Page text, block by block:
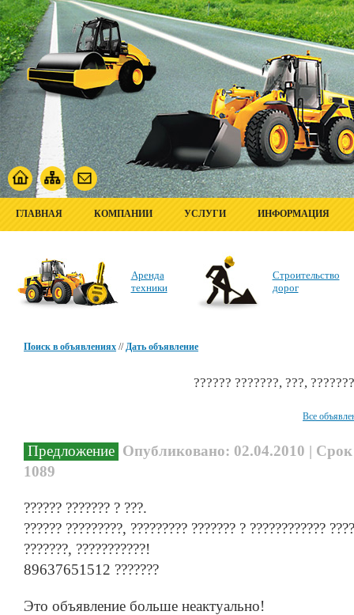
ГЛАВНАЯ КОМПАНИИ УСЛУГИ ИНФОРМАЦИЯ
Аренда
техники
Строительство
дорог
Поиск в объявлениях //Дать объявление
?????? ???????, ???,
Все
Предложение Опубликовано: 02.04.2010 |
1089
?????? ??????? ? ???.
?????? ?????????, ????????? ??????? ? ????????????
???????, ???????????!
89637651512 ???????
Это объявление больше неактуально!